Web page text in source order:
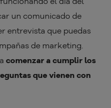
un comunicado de
entrevista que puedas
de marketing.
comenzar a cumplir los
que vienen con